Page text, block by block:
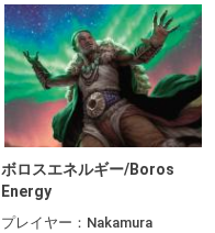
ボロスエネルギー/Boros
Energy
プレイヤー： Nakamura